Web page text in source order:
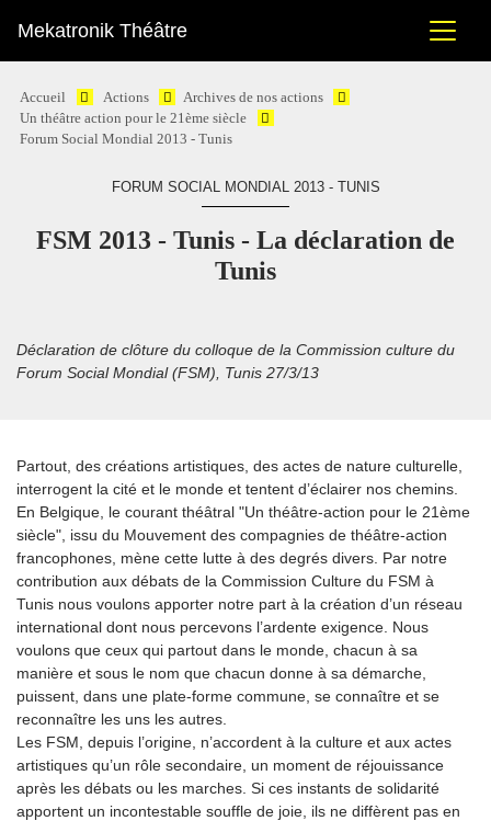
Mekatronik Théâtre
Accueil Actions
Archives de nos actions
Un théâtre action pour le 21ème siècle
Forum Social Mondial 2013 - Tunis
FORUM SOCIAL MONDIAL 2013 - TUNIS
FSM 2013 - Tunis - La déclaration de
Tunis
Déclaration de clôture du colloque de la Commission culture du
Forum Social Mondial (FSM), Tunis 27/3/13
Partout, des créations artistiques, des actes de nature culturelle,
interrogent la cité et le monde et tentent d’éclairer nos chemins.
En Belgique, le courant théâtral "Un théâtre-action pour le 21ème
siècle", issu du Mouvement des compagnies de théâtre-action
francophones, mène cette lutte à des degrés divers. Par notre
contribution aux débats de la Commission Culture du FSM à
Tunis nous voulons apporter notre part à la création d’un réseau
international dont nous percevons l’ardente exigence. Nous
voulons que ceux qui partout dans le monde, chacun à sa
manière et sous le nom que chacun donne à sa démarche,
puissent, dans une plate-forme commune, se connaître et se
reconnaître les uns les autres.
Les FSM, depuis l’origine, n’accordent à la culture et aux actes
artistiques qu’un rôle secondaire, un moment de réjouissance
après les débats ou les marches. Si ces instants de solidarité
apportent un incontestable souffle de joie, ils ne diffèrent pas en